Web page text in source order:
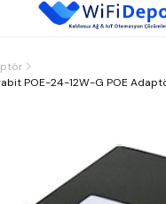
POE-24-12W-G POE